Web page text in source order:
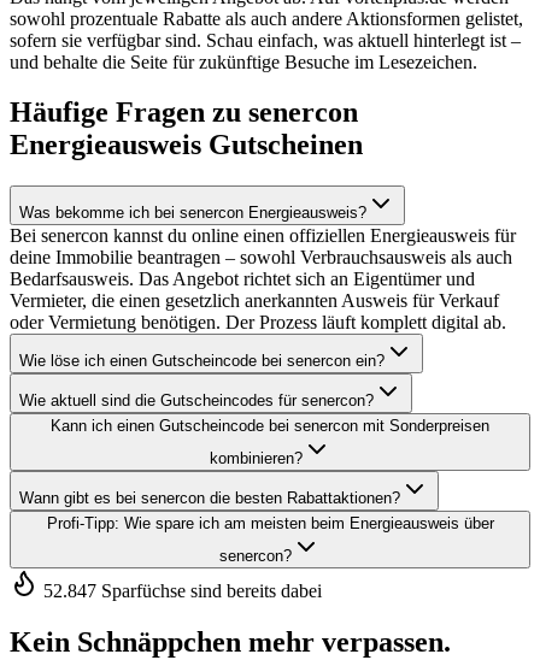
sowohl prozentuale Rabatte als auch andere Aktionsformen gelistet,
sofern sie verfügbar sind. Schau einfach, was aktuell hinterlegt ist –
und behalte die Seite für zukünftige Besuche im Lesezeichen.
Häufige Fragen zu senercon
Energieausweis Gutscheinen
Was bekomme ich bei senercon Energieausweis?
Bei senercon kannst du online einen offiziellen Energieausweis für
deine Immobilie beantragen – sowohl Verbrauchsausweis als auch
Bedarfsausweis. Das Angebot richtet sich an Eigentümer und
Vermieter, die einen gesetzlich anerkannten Ausweis für Verkauf
oder Vermietung benötigen. Der Prozess läuft komplett digital ab.
Wie löse ich einen Gutscheincode bei senercon ein?
Wie aktuell sind die Gutscheincodes für senercon?
Kann ich einen Gutscheincode bei senercon mit Sonderpreisen
kombinieren?
Wann gibt es bei senercon die besten Rabattaktionen?
Profi-Tipp: Wie spare ich am meisten beim Energieausweis über
senercon?
52.847 Sparfüchse sind bereits dabei
Kein Schnäppchen mehr verpassen.